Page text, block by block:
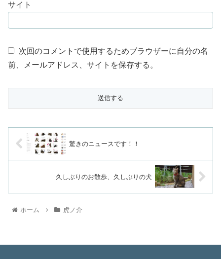
サイト
次回のコメントで使用するためブラウザーに自分の名
前、メールアドレス、サイトを保存する。
驚きのニュースです！！
久しぶりのお散歩、久しぶりの犬
ホーム 虎ノ介